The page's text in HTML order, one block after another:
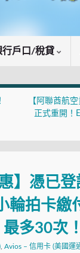
行戶口/稅貸
【阿聯酋航
正式重開！
】憑已
輪拍卡繳
多30次！
Avios – 信用卡 (美國運